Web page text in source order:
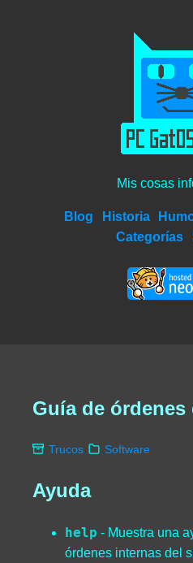
Mis cosas
Blog Historia
Categorías
Guía de órdenes
Trucos Software
Ayuda
help - Muestra una
órdenes internas del